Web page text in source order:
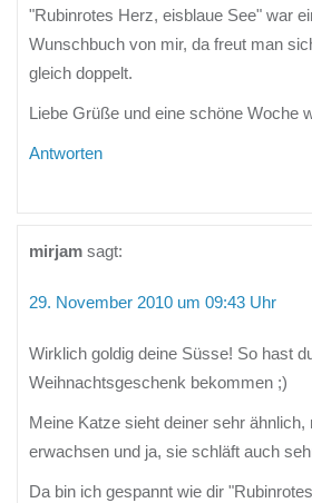
"Rubinrotes Herz, eisblaue See" war
Wunschbuch von mir, da freut man
gleich doppelt.
Liebe Grüße und eine schöne Woche
Antworten
mirjam sagt:
29. November 2010 um 09:43 Uhr
Wirklich goldig deine Süsse! So hast
Weihnachtsgeschenk bekommen ;)
Meine Katze sieht deiner sehr
erwachsen und ja, sie schläft auch
Da bin ich gespannt wie dir